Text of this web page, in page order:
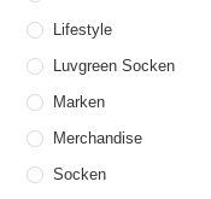
Lifestyle
Luvgreen Socken
Marken
Merchandise
Socken